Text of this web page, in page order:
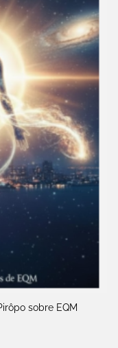
sobre EQM